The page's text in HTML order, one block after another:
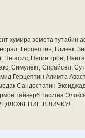
хумира зомета
Герцептин, Гливек,
Пегие трон,
Симулект, Спрайсел,
Герцептин Алимта
Сандостатин
тайверб тасигна
В ЛИЧКУ!